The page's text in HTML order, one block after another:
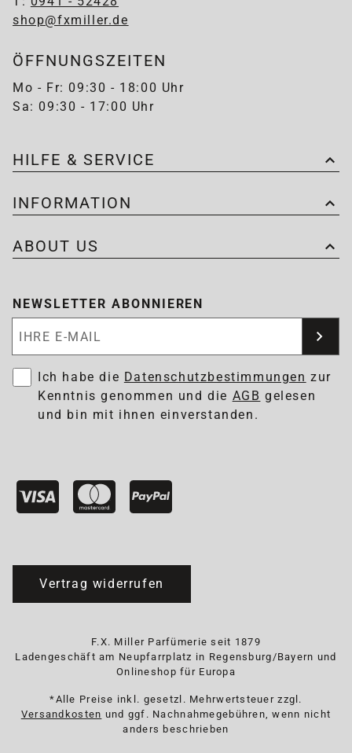
shop@fxmiller.de
ÖFFNUNGSZEITEN
Mo - Fr: 09:30 - 18:00 Uhr
Sa: 09:30 - 17:00 Uhr
HILFE & SERVICE
INFORMATION
ABOUT US
NEWSLETTER ABONNIEREN
Ich habe die Datenschutzbestimmungen zur
Kenntnis genommen und die AGB gelesen
und bin mit ihnen einverstanden.
Vertrag widerrufen
F.X. Miller Parfümerie seit 1879
Ladengeschäft am Neupfarrplatz in Regensburg/Bayern und
Onlineshop für Europa
*Alle Preise inkl. gesetzl. Mehrwertsteuer zzgl.
Versandkosten und ggf. Nachnahmegebühren, wenn nicht
anders beschrieben